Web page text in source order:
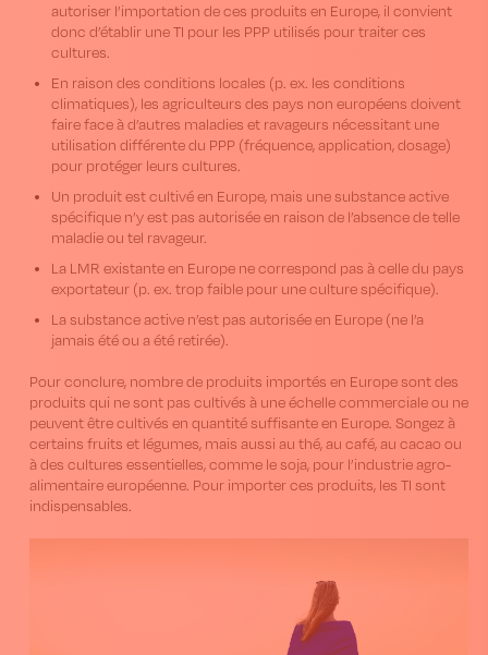
autoriser l’importation de ces produits en Europe, il convient
donc d’établir une TI pour les PPP utilisés pour traiter ces
cultures.
En raison des conditions locales (p. ex. les conditions
climatiques), les agriculteurs des pays non européens doivent
faire face à d’autres maladies et ravageurs nécessitant une
utilisation différente du PPP (fréquence, application, dosage)
pour protéger leurs cultures.
Un produit est cultivé en Europe, mais une substance active
spécifique n’y est pas autorisée en raison de l’absence de telle
maladie ou tel ravageur.
La LMR existante en Europe ne correspond pas à celle du pays
exportateur (p. ex. trop faible pour une culture spécifique).
La substance active n’est pas autorisée en Europe (ne l’a
jamais été ou a été retirée).
Pour conclure, nombre de produits importés en Europe sont des
produits qui ne sont pas cultivés à une échelle commerciale ou ne
peuvent être cultivés en quantité suffisante en Europe. Songez à
certains fruits et légumes, mais aussi au thé, au café, au cacao ou
à des cultures essentielles, comme le soja, pour l’industrie agro-
alimentaire européenne. Pour importer ces produits, les TI sont
indispensables.